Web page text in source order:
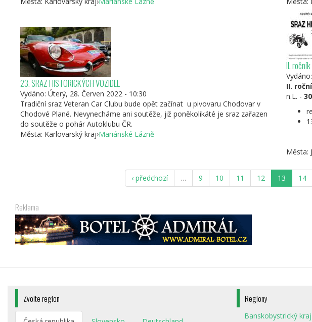
23. SRAZ HISTORICKÝCH VOZIDEL
Vydáno: Úterý, 28. Červen 2022 - 10:30
Tradiční sraz Veteran Car Clubu bude opět začínat u pivovaru Chodovar v
Chodové Plané. Nevynecháme ani soutěže, již poněkolikáté je sraz zařazen
do soutěže o pohár Autoklubu ČR.
Města: Karlovarský kraj›Mariánské Lázně
II.
Vydáno:
II.
n.L. -
Města:
‹ předchozí … 9 10 11 12 13 14
Reklama
Zvolte region Regiony
Banskobystrický kraj